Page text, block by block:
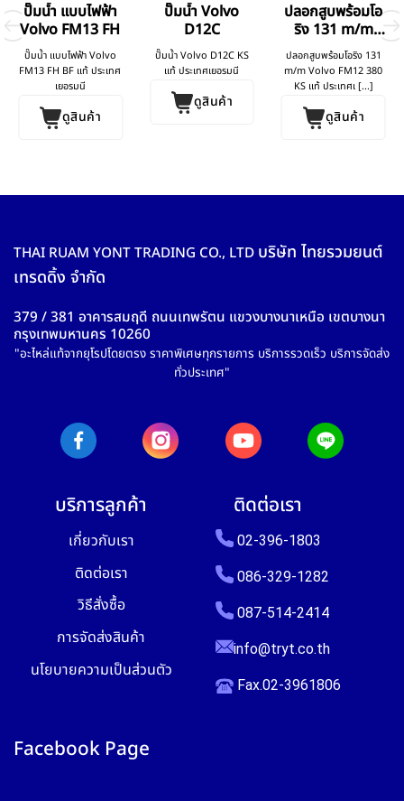
ปั๊มน้ำ แบบไฟฟ้า
Volvo FM13 FH
ปั๊มน้ำ แบบไฟฟ้า Volvo
FM13 FH BF แท้ ประเทศ
เยอรมนี
ดูสินค้า
ปั๊มน้ำ Volvo
D12C
ปั๊มน้ำ Volvo D12C KS
แท้ ประเทศเยอรมนี
ดูสินค้า
ปลอกสูบพร้อมโอ
ริง 131 m/m
Volvo FM12
380
ปลอกสูบพร้อมโอริง 131
m/m Volvo FM12 380
KS แท้ ประเทศเ [...]
ดูสินค้า
THAI RUAM YONT TRADING CO., LTD บริษัท ไทยรวมยนต์
เทรดดิ้ง จำกัด
379 / 381 อาคารสมฤดี ถนนเทพรัตน แขวงบางนาเหนือ เขตบางนา
กรุงเทพมหานคร 10260
"อะไหล่แท้จากยุโรปโดยตรง ราคาพิเศษทุกรายการ บริการรวดเร็ว บริการจัดส่ง
ทั่วประเทศ"
บริการลูกค้า
เกี่ยวกับเรา
ติดต่อเรา
วิธีสั่งซื้อ
การจัดส่งสินค้า
นโยบายความเป็นส่วนตัว
ติดต่อเรา
02-396-1803
086-329-1282
087-514-2414
info@tryt.co.th
Fax.02-3961806
Facebook Page